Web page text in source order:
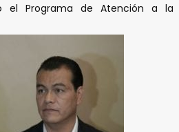
el Programa de Atención a la